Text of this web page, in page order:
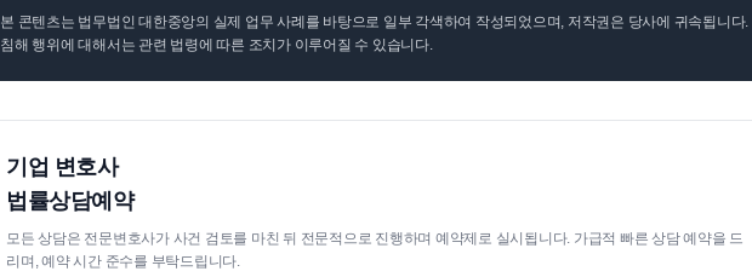
본 콘텐츠는 법무법인 대한중앙의 실제 업무 사례를 바탕으로 일부 각색하여 작성되었으며, 저작권은 당사에 귀속됩니다
침해 행위에 대해서는 관련 법령에 따른 조치가 이루어질 수 있습니다.
기업 변호사
법률상담예약
모든 상담은 전문변호사가 사건 검토를 마친 뒤 전문적으로 진행하며 예약제로 실시됩니다. 가급적 빠른 상담 예약을 드
리며, 예약 시간 준수를 부탁드립니다.